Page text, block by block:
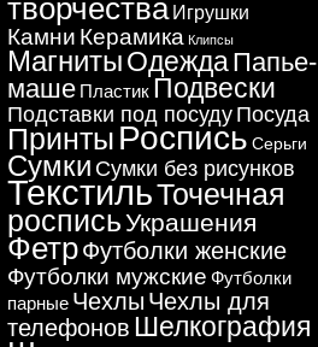
творчества Игрушки
Камни Керамика Клипсы
Магниты ОдеждаПапье-
маше Пластик Подвески
Подставки под посуду Посуда
Принты Роспись Серьги
Сумки Сумки без рисунков
ТекстильТочечная
росписьУкрашения
ФетрФутболки женские
Футболки мужские Футболки
парные Чехлы Чехлы для
телефонов Шелкография